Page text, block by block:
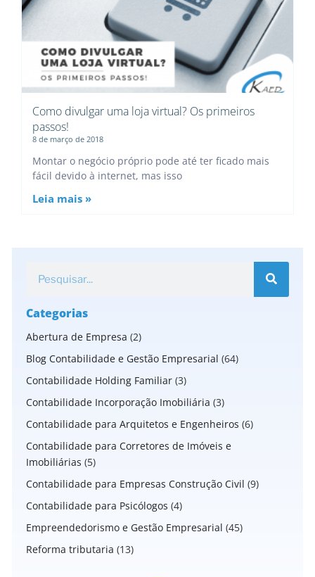
Como divulgar uma loja virtual? Os primeiros
passos!
8 de março de 2018
Montar o negócio próprio pode até ter ficado mais
fácil devido à internet, mas isso
Leia mais »
Categorias
Abertura de Empresa (2)
Blog Contabilidade e Gestão Empresarial (64)
Contabilidade Holding Familiar (3)
Contabilidade Incorporação Imobiliária (3)
Contabilidade para Arquitetos e Engenheiros (6)
Contabilidade para Corretores de Imóveis e
Imobiliárias (5)
Contabilidade para Empresas Construção Civil (9)
Contabilidade para Psicólogos (4)
Empreendedorismo e Gestão Empresarial (45)
Reforma tributaria (13)